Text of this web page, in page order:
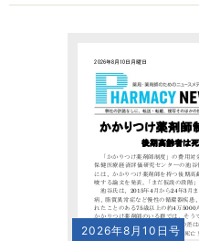
2026年8月10日号